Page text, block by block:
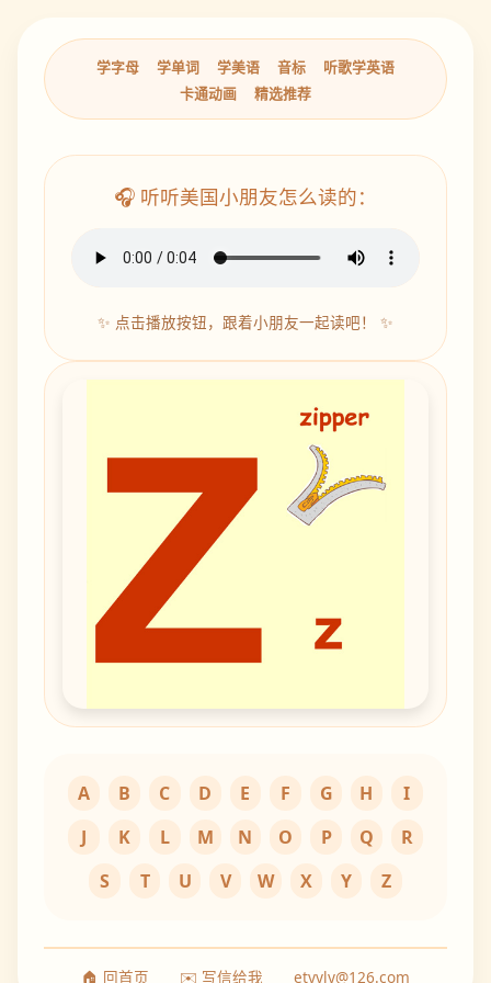
学字母 学单词 学美语 音标
听歌学英语
卡通动画
精选推荐
🎧 听听美国小朋友怎么读的：
✨ 点击播放按钮，跟着小朋友一起读吧！ ✨
A B C D E F G H
I
J
K L M N O P Q
R
S
T U V W X Y Z
🏠 回首页 ✉️ 写信给我 etyyly@126.com